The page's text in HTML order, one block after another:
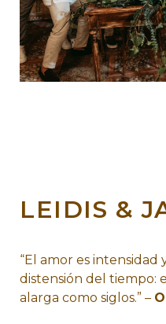
LEIDIS &
“El amor es intensidad
distensión del tiempo:
alarga como siglos.” –